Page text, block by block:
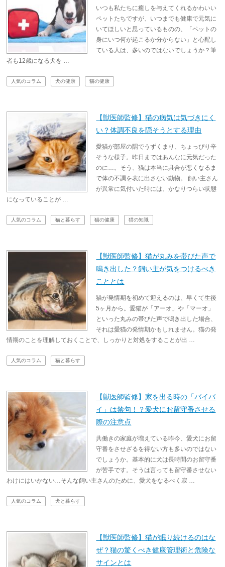
いつも私たちに癒しを与えてくれるかわいい
ペットたちですが、いつまでも健康で元気に
いてほしいと思っているものの、「ペットの
身にいつ何が起こるか分からない」と心配し
ている人は、多いのではないでしょうか？筆
者も12歳になる犬を …
人気のコラム 犬の健康 猫の健康
【獣医師監修】猫の病気は気づきにく
い？体調不良を隠そうとする理由
愛猫が部屋の隅でうずくまり、ちょっぴり辛
そうな様子。昨日まではあんなに元気だった
のに…。そう、猫は本当に具合が悪くなるま
で体の不調を表に出さない動物。 飼い主さん
が異常に気付いた時には、かなりつらい状態
になっていることが …
人気のコラム 猫と暮らす 猫の健康 猫の知識
【獣医師監修】猫が丸みを帯びた声で
鳴き出した？飼い主が気をつけるべき
こととは
猫が発情期を初めて迎えるのは、早くて生後
5ヶ月から。愛猫が「アーオ」や「マーオ」
といった丸みの帯びた声で鳴き出した場合、
それは愛猫の発情期かもしれません。猫の発
情期のことを理解しておくことで、しっかりと対処をすることが出 …
人気のコラム 猫と暮らす
【獣医師監修】家を出る時の「バイバ
イ」は禁句！？愛犬にお留守番させる
際の注意点
共働きの家庭が増えている昨今、愛犬にお留
守番をさせざるを得ない方も多いのではない
でしょうか。基本的に犬は長時間のお留守番
が苦手です。そうは言っても留守番させない
わけにはいかない…そんな飼い主さんのために、愛犬をなるべく寂 …
人気のコラム 犬と暮らす
【獣医師監修】猫が眠り続けるのはな
ぜ？猫の驚くべき健康管理術と危険な
サインとは